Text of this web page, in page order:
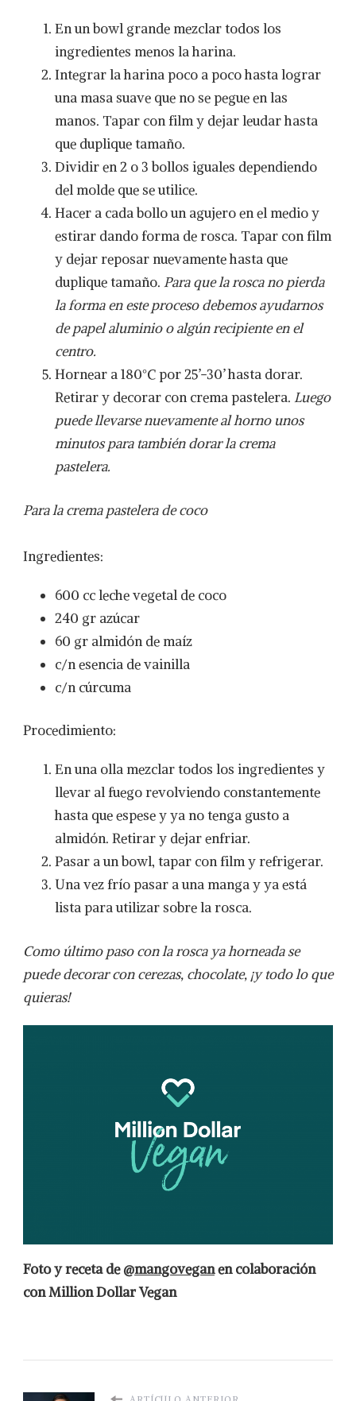
En un bowl grande mezclar todos los
ingredientes menos la harina.
Integrar la harina poco a poco hasta lograr
una masa suave que no se pegue en las
manos. Tapar con film y dejar leudar hasta
que duplique tamaño.
Dividir en 2 o 3 bollos iguales dependiendo
del molde que se utilice.
Hacer a cada bollo un agujero en el medio y
estirar dando forma de rosca. Tapar con film
y dejar reposar nuevamente hasta que
duplique tamaño. Para que la rosca no pierda
la forma en este proceso debemos ayudarnos
de papel aluminio o algún recipiente en el
centro.
Hornear a 180°C por 25’-30’ hasta dorar.
Retirar y decorar con crema pastelera. Luego
puede llevarse nuevamente al horno unos
minutos para también dorar la crema
pastelera.
Para la crema pastelera de coco
Ingredientes:
600 cc leche vegetal de coco
240 gr azúcar
60 gr almidón de maíz
c/n esencia de vainilla
c/n cúrcuma
Procedimiento:
En una olla mezclar todos los ingredientes y
llevar al fuego revolviendo constantemente
hasta que espese y ya no tenga gusto a
almidón. Retirar y dejar enfriar.
Pasar a un bowl, tapar con film y refrigerar.
Una vez frío pasar a una manga y ya está
lista para utilizar sobre la rosca.
Como último paso con la rosca ya horneada se
puede decorar con cerezas, chocolate, ¡y todo lo que
quieras!
Foto y receta de @mangoveganen colaboración
con Million Dollar Vegan